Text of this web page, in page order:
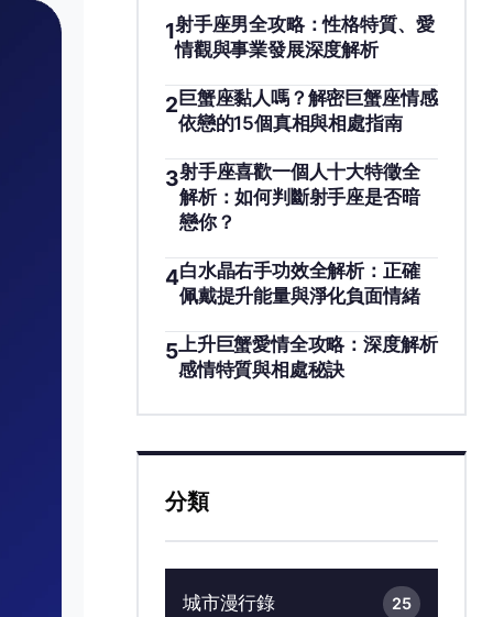
1射手座男全攻略：性格特質、愛
情觀與事業發展深度解析
2巨蟹座黏人嗎？解密巨蟹座情感
依戀的15個真相與相處指南
3射手座喜歡一個人十大特徵全
解析：如何判斷射手座是否暗
戀你？
4白水晶右手功效全解析：正確
佩戴提升能量與淨化負面情緒
5 上升巨蟹愛情全攻略：深度解析
感情特質與相處秘訣
分類
城市漫行錄 25